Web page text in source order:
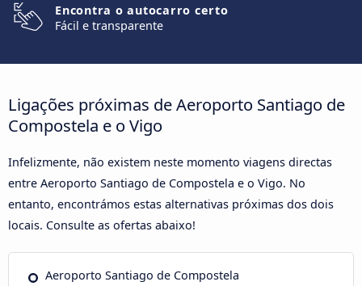
Encontra o autocarro certo
Fácil e transparente
Ligações próximas de Aeroporto Santiago de
Compostela e o Vigo
Infelizmente, não existem neste momento viagens directas
entre Aeroporto Santiago de Compostela e o Vigo. No
entanto, encontrámos estas alternativas próximas dos dois
locais. Consulte as ofertas abaixo!
Aeroporto Santiago de Compostela